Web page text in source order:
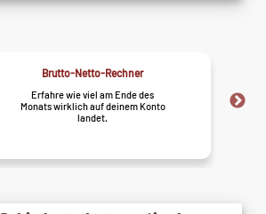
Jobfrust?
Finde heraus ob dein Job dich
belastet. Jetzt testen!